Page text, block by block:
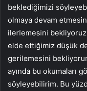
beklediğimizi
olmaya devam
ilerlemesini
elde ettiğimiz düşük
gerilemesini
ayında bu okumaları
söyleyebilirim. Bu